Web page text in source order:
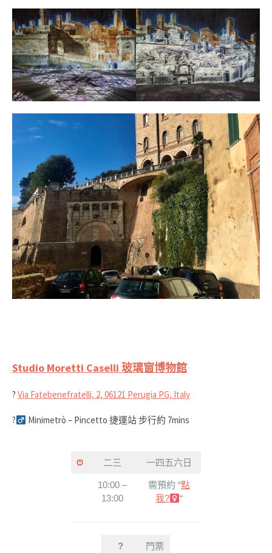
Studio Moretti Caselli 玻璃窗博物館
? Via Fatebenefratelli, 2, 06121 Perugia PG, Italy
?‍ Minimetrò – Pincetto 捷運站 步行約 7mins
二三 一四五六日
10:00 –
13:00
需預約 “點
我?‍
“
? 門票